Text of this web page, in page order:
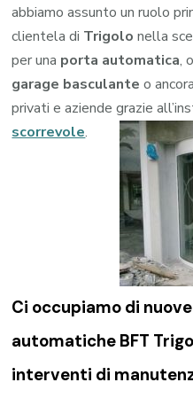
abbiamo assunto un ruolo
clientela di Trigolo nella
per una porta automatica,
garage basculante o
privati e aziende grazie
scorrevole.
Ci occupiamo di
automatiche BFT
interventi di